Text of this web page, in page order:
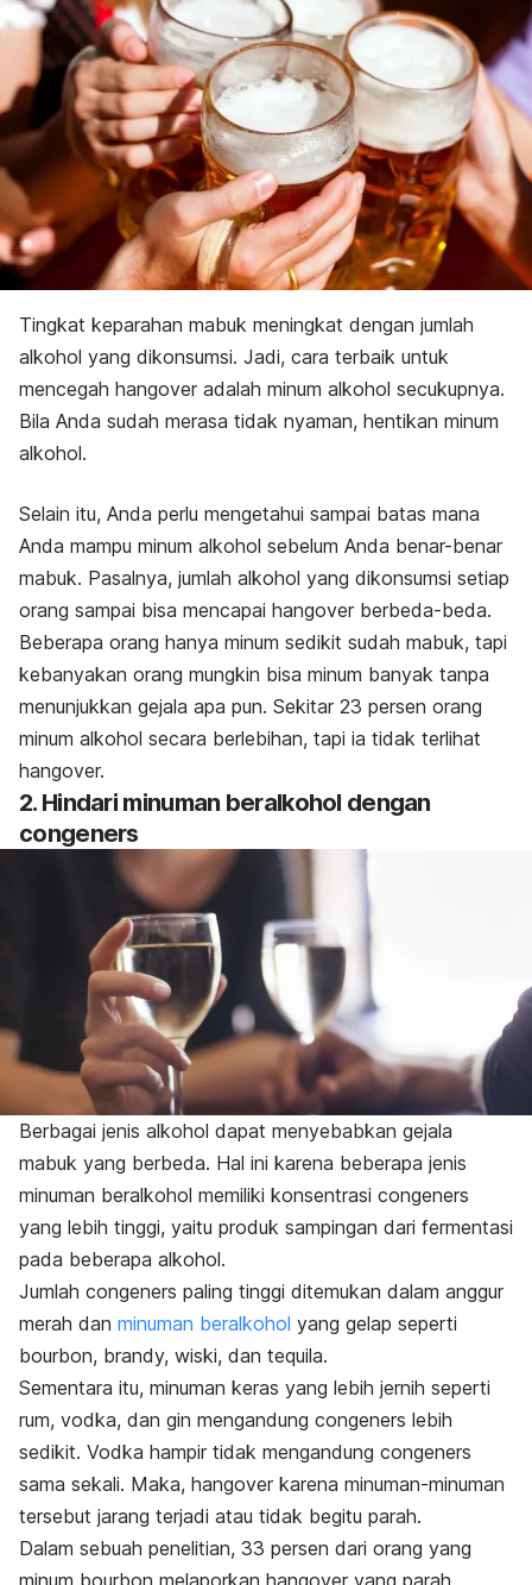
Tingkat keparahan mabuk meningkat dengan jumlah
alkohol yang dikonsumsi. Jadi, cara terbaik untuk
mencegah hangover adalah minum alkohol secukupnya.
Bila Anda sudah merasa tidak nyaman, hentikan minum
alkohol.
Selain itu, Anda perlu mengetahui sampai batas mana
Anda mampu minum alkohol sebelum Anda benar-benar
mabuk. Pasalnya, jumlah alkohol yang dikonsumsi setiap
orang sampai bisa mencapai hangover berbeda-beda.
Beberapa orang hanya minum sedikit sudah mabuk, tapi
kebanyakan orang mungkin bisa minum banyak tanpa
menunjukkan gejala apa pun. Sekitar 23 persen orang
minum alkohol secara berlebihan, tapi ia tidak terlihat
hangover.
2. Hindari minuman beralkohol dengan
congeners
Berbagai jenis alkohol dapat menyebabkan gejala
mabuk yang berbeda. Hal ini karena beberapa jenis
minuman beralkohol memiliki konsentrasi congeners
yang lebih tinggi, yaitu produk sampingan dari fermentasi
pada beberapa alkohol.
Jumlah congeners paling tinggi ditemukan dalam anggur
merah dan minuman beralkohol yang gelap seperti
bourbon, brandy, wiski, dan tequila.
Sementara itu, minuman keras yang lebih jernih seperti
rum, vodka, dan gin mengandung congeners lebih
sedikit. Vodka hampir tidak mengandung congeners
sama sekali. Maka, hangover karena minuman-minuman
tersebut jarang terjadi atau tidak begitu parah.
Dalam sebuah penelitian, 33 persen dari orang yang
minum bourbon melaporkan hangover yang parah